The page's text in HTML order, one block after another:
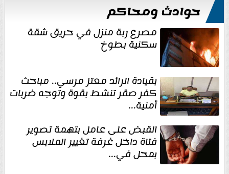
حوادث ومحاكم
مصرع ربة منزل في حريق شقة
سكنية بطوخ
بقيادة الرائد معتز مرسي.. مباحث
كفر صقر تنشط بقوة وتوجه ضربات
أمنية...
القبض على عامل بتهمة تصوير
فتاة داخل غرفة تغيير الملابس
بمحل في...